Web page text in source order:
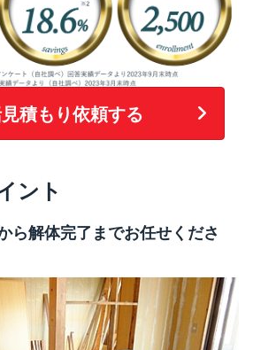
積もり依頼する
ント
ら解体完了までお任せくださ